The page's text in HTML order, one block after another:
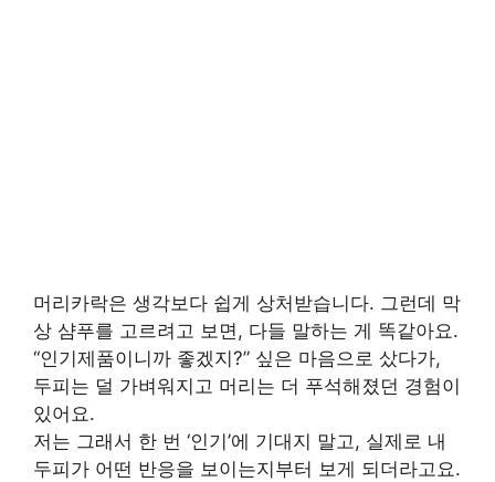
머리카락은 생각보다 쉽게 상처받습니다. 그런데 막
상 샴푸를 고르려고 보면, 다들 말하는 게 똑같아요.
“인기제품이니까 좋겠지?” 싶은 마음으로 샀다가,
두피는 덜 가벼워지고 머리는 더 푸석해졌던 경험이
있어요.
저는 그래서 한 번 ‘인기’에 기대지 말고, 실제로 내
두피가 어떤 반응을 보이는지부터 보게 되더라고요.